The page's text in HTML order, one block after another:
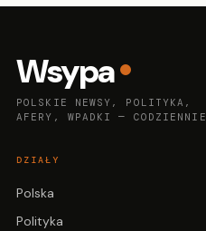
Wsypa
POLSKIE NEWSY, POLITYKA,
AFERY, WPADKI — CODZIENNIE
DZIAŁY
Polska
Polityka